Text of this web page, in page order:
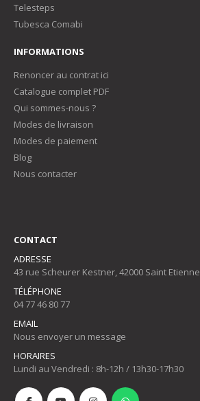
Telesteps
Tubesca Comabi
INFORMATIONS
Renoncer au contrat ici
Catalogue complet PDF
Qui sommes-nous ?
Modes de livraison
Modes de paiement
Blog
Nous contacter
CONTACT
ADRESSE
43 rue Scheurer Kestner, 42000 Saint Etienne
TÉLÉPHONE
04 77 46 80 77
EMAIL
Nous envoyer un message
HORAIRES
Lundi au Vendredi : 8h-12h / 13h30-17h30